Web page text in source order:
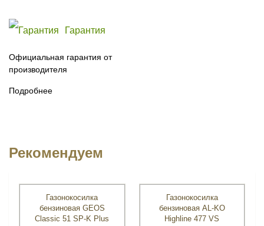
Гарантия
Официальная гарантия от
производителя
Подробнее
Рекомендуем
Газонокосилка
бензиновая GEOS
Classic 51 SP-K Plus
Газонокосилка
бензиновая AL-KO
Highline 477 VS